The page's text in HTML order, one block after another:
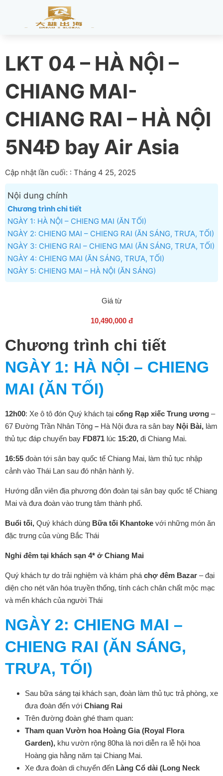
LKT 04 – HÀ NỘI –
CHIANG MAI-
CHIANG RAI – HÀ NỘI
5N4Đ bay Air Asia
Cập nhật lần cuối: : Tháng 4 25, 2025
Nội dung chính
Chương trình chi tiết
NGÀY 1: HÀ NỘI – CHIENG MAI (ĂN TỐI)
NGÀY 2: CHIENG MAI – CHIENG RAI (ĂN SÁNG, TRƯA, TỐI)
NGÀY 3: CHIENG RAI – CHIENG MAI (ĂN SÁNG, TRƯA, TỐI)
NGÀY 4: CHIENG MAI (ĂN SÁNG, TRƯA, TỐI)
NGÀY 5: CHIENG MAI – HÀ NỘI (ĂN SÁNG)
Giá từ
10,490,000 đ
Chương trình chi tiết
NGÀY 1: HÀ NỘI – CHIENG
MAI (ĂN TỐI)
12h00: Xe ô tô đón Quý khách tại cổng Rạp xiếc Trung ương –
67 Đường Trần Nhân Tông – Hà Nội đưa ra sân bay Nội Bài, làm
thủ tục đáp chuyến bay FD871 lúc 15:20, đi Chiang Mai.
16:55 đoàn tới sân bay quốc tế Chiang Mai, làm thủ tục nhập
cảnh vào Thái Lan sau đó nhận hành lý.
Hướng dẫn viên địa phương đón đoàn tại sân bay quốc tế Chiang
Mai và đưa đoàn vào trung tâm thành phố.
Buổi tối, Quý khách dùng Bữa tối Khantoke với những món ăn
đặc trưng của vùng Bắc Thái
Nghỉ đêm tại khách sạn 4* ở Chiang Mai
Quý khách tự do trải nghiệm và khám phá chợ đêm Bazar – đại
diện cho nét văn hóa truyền thống, tính cách chân chất mộc mạc
và mến khách của người Thái
NGÀY 2: CHIENG MAI –
CHIENG RAI (ĂN SÁNG,
TRƯA, TỐI)
Sau bữa sáng tại khách sạn, đoàn làm thủ tục trả phòng, xe
đưa đoàn đến với Chiang Rai
Trên đường đoàn ghé tham quan:
Tham quan Vườn hoa Hoàng Gia (Royal Flora
Garden), khu vườn rộng 80ha là nơi diễn ra lễ hội hoa
Hoàng gia hằng năm tại Chiang Mai.
Xe đưa đoàn di chuyển đến Làng Cổ dài (Long Neck